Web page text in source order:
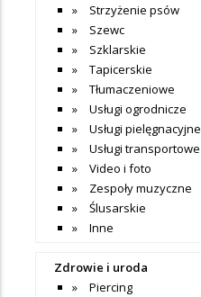
Strzyżenie psów
Szewc
Szklarskie
Tapicerskie
Tłumaczeniowe
Usługi ogrodnicze
Usługi pielęgnacyjne
Usługi transportowe
Video i foto
Zespoły muzyczne
Ślusarskie
Inne
Zdrowie i uroda
Piercing